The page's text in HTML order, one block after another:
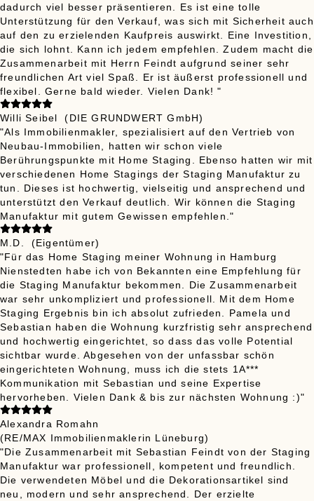
dadurch viel besser präsentieren. Es ist eine tolle
Unterstützung für den Verkauf, was sich mit Sicherheit auch
auf den zu erzielenden Kaufpreis auswirkt. Eine Investition,
die sich lohnt. Kann ich jedem empfehlen. Zudem macht die
Zusammenarbeit mit Herrn Feindt aufgrund seiner sehr
freundlichen Art viel Spaß. Er ist äußerst professionell und
flexibel. Gerne bald wieder. Vielen Dank! "
Willi Seibel
(DIE GRUNDWERT GmbH)
"Als Immobilienmakler, spezialisiert auf den Vertrieb von
Neubau-Immobilien, hatten wir schon viele
Berührungspunkte mit Home Staging. Ebenso hatten wir mit
verschiedenen Home Stagings der Staging Manufaktur zu
tun. Dieses ist hochwertig, vielseitig und ansprechend und
unterstützt den Verkauf deutlich. Wir können die Staging
Manufaktur mit gutem Gewissen empfehlen."
M.D.
(Eigentümer)
"Für das Home Staging meiner Wohnung in Hamburg
Nienstedten habe ich von Bekannten eine Empfehlung für
die Staging Manufaktur bekommen. Die Zusammenarbeit
war sehr unkompliziert und professionell. Mit dem Home
Staging Ergebnis bin ich absolut zufrieden. Pamela und
Sebastian haben die Wohnung kurzfristig sehr ansprechend
und hochwertig eingerichtet, so dass das volle Potential
sichtbar wurde. Abgesehen von der unfassbar schön
eingerichteten Wohnung, muss ich die stets 1A***
Kommunikation mit Sebastian und seine Expertise
hervorheben. Vielen Dank & bis zur nächsten Wohnung :)"
Alexandra Romahn
(RE/MAX Immobilienmaklerin Lüneburg)
"Die Zusammenarbeit mit Sebastian Feindt von der Staging
Manufaktur war professionell, kompetent und freundlich.
Die verwendeten Möbel und die Dekorationsartikel sind
neu, modern und sehr ansprechend. Der erzielte